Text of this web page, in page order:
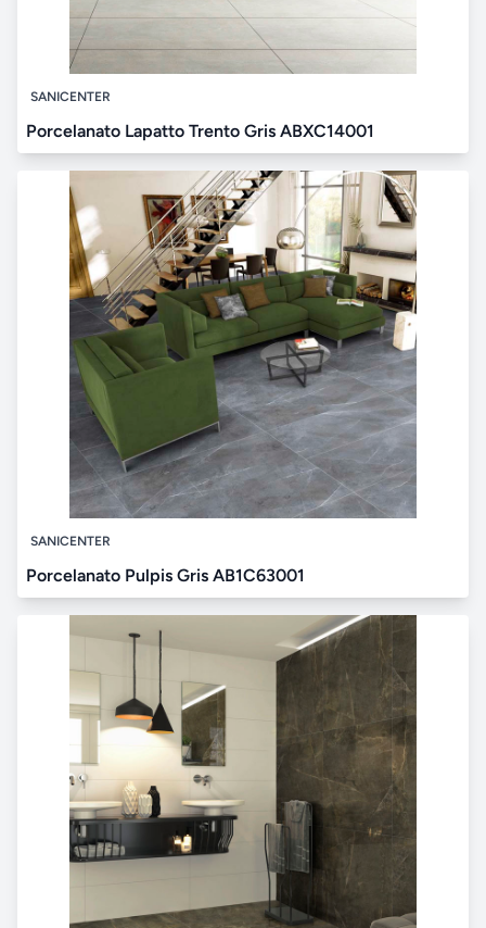
SANICENTER
Porcelanato Lapatto Trento Gris ABXC14001
SANICENTER
Porcelanato Pulpis Gris AB1C63001